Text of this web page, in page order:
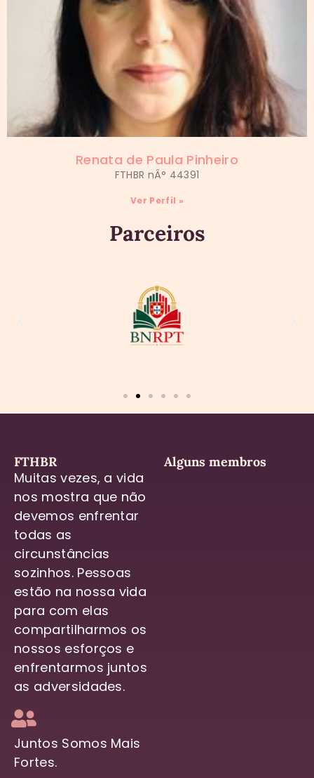
Renata de Paula Pinheiro
FTHBR nÂ° 44391
Ver Perfil »
Parceiros
FTHBR
Muitas vezes, a vida
nos mostra que não
devemos enfrentar
todas as
circunstâncias
sozinhos. Pessoas
estão na nossa vida
para com elas
compartilharmos os
nossos esforços e
enfrentarmos juntos
as adversidades.
Juntos Somos Mais
Fortes.
Alguns membros